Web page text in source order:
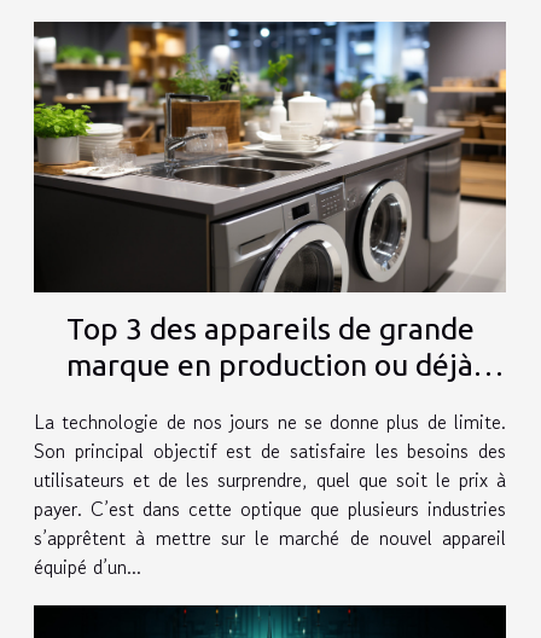
Top 3 des appareils de grande
marque en production ou déjà
La technologie de nos jours ne se donne plus de limite.
Son principal objectif est de satisfaire les besoins des
utilisateurs et de les surprendre, quel que soit le prix à
payer. C’est dans cette optique que plusieurs industries
s’apprêtent à mettre sur le marché de nouvel appareil
équipé d’un...